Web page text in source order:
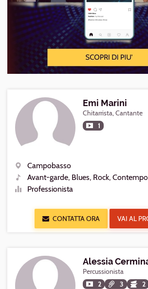
Emi Marini
Chitarrista, Cantante
1
Luogo
Campobasso
Generi
Avant-garde, Blues, Rock,
Professionista
CONTATTA ORA VAI AL
Alessia
Percussionista
2
3 2